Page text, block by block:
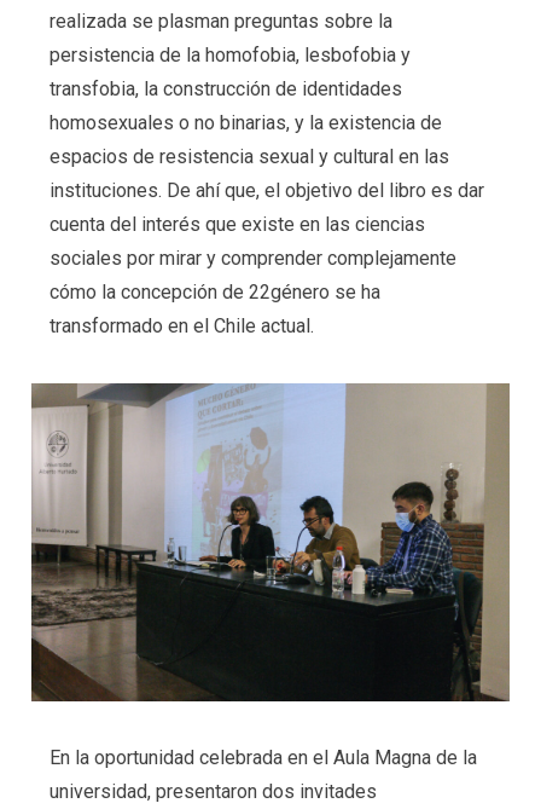
realizada se plasman preguntas sobre la
persistencia de la homofobia, lesbofobia y
transfobia, la construcción de identidades
homosexuales o no binarias, y la existencia de
espacios de resistencia sexual y cultural en las
instituciones. De ahí que, el objetivo del libro es dar
cuenta del interés que existe en las ciencias
sociales por mirar y comprender complejamente
cómo la concepción de 22género se ha
transformado en el Chile actual.
En la oportunidad celebrada en el Aula Magna de la
universidad, presentaron dos invitades